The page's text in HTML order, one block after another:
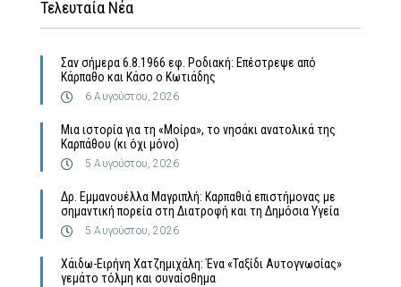
Τελευταία Νέα
Σαν σήμερα 6.8.1966 εφ. Ροδιακή: Επέστρεψε από
Κάρπαθο και Κάσο ο Κωτιάδης
6 Αυγούστου, 2026
Μια ιστορία για τη «Μοίρα», το νησάκι ανατολικά της
Καρπάθου (κι όχι μόνο)
5 Αυγούστου, 2026
Δρ. Εμμανουέλλα Μαγριπλή: Καρπαθιά επιστήμονας με
σημαντική πορεία στη Διατροφή και τη Δημόσια Υγεία
5 Αυγούστου, 2026
Χάιδω-Ειρήνη Χατζημιχάλη: Ένα «Ταξίδι Αυτογνωσίας»
γεμάτο τόλμη και συναίσθημα